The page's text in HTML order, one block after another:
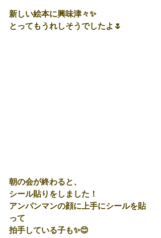
新しい絵本に興味津々✨
とってもうれしそうでしたよ🌷
朝の会が終わると、
シール貼りをしました！
アンパンマンの顔に上手にシールを貼
って
拍手している子も✨😊